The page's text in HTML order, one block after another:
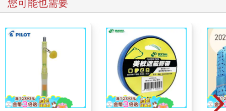
您可能也需要